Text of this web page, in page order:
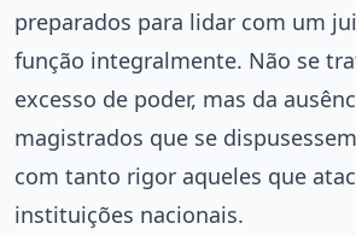
preparados para lidar com um
função integralmente. Não se
excesso de poder, mas da
magistrados que se
com tanto rigor aqueles que
instituições nacionais.